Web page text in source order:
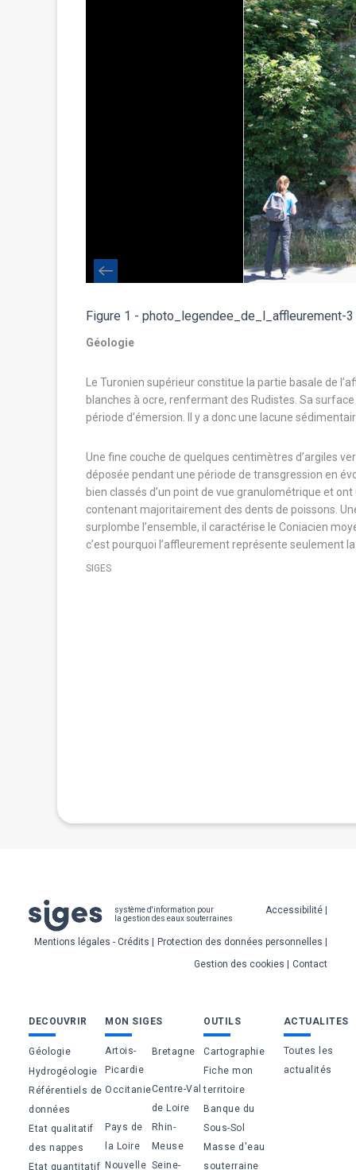
Figure 1 - photo_legendee_de_l_affleurement-3
Géologie
Le Turonien supérieur constitue la partie basale de
blanches à ocre, renfermant des Rudistes. Sa
période d’émersion. Il y a donc une lacune
Une fine couche de quelques centimètres d’argiles
déposée pendant une période de transgression en
bien classés d’un point de vue granulométrique et
contenant majoritairement des dents de poissons.
surplombe l’ensemble, il caractérise le Coniacien
c’est pourquoi l’affleurement représente seulement
SIGES
système d'information pour
la gestion des eaux souterraines
Pied
de
page
Accessibilité
Mentions légales - Crédits
Protection des données personnelles
Gestion des cookies
Contact
Bas
de
page
DECOUVRIR
Géologie
Hydrogéologie
Référentiels de
données
Etat qualitatif
des nappes
Etat quantitatif
MON SIGES
Artois-
Picardie
Bretagne
OccitanieCentre-Val
de Loire
Pays de
la Loire
Rhin-
Meuse
Nouvelle Seine-
OUTILS
Cartographie
Fiche mon
territoire
Banque du
Sous-Sol
Masse d'eau
souterraine
ACTUALITES
Toutes les
actualités